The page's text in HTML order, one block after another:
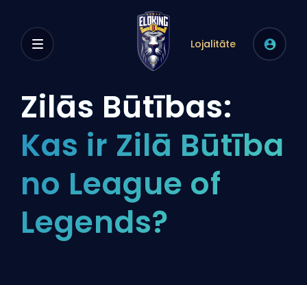
Lojalitāte
Zilās Būtības:
Kas ir Zilā Būtība
no League of
Legends?